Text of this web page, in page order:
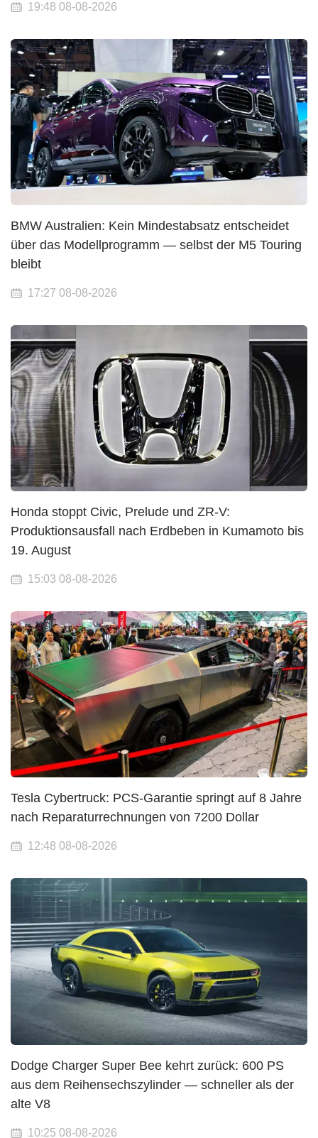
19:48 08-08-2026
BMW Australien: Kein Mindestabsatz entscheidet
über das Modellprogramm — selbst der M5 Touring
bleibt
17:27 08-08-2026
Honda stoppt Civic, Prelude und ZR-V:
Produktionsausfall nach Erdbeben in Kumamoto bis
19. August
15:03 08-08-2026
Tesla Cybertruck: PCS-Garantie springt auf 8 Jahre
nach Reparaturrechnungen von 7200 Dollar
12:48 08-08-2026
Dodge Charger Super Bee kehrt zurück: 600 PS
aus dem Reihensechszylinder — schneller als der
alte V8
10:25 08-08-2026